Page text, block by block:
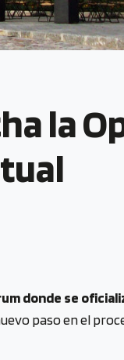
la
donde se
paso en el